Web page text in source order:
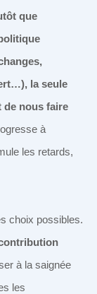
que
la seule
de nous faire
à
les retards,
choix possibles.
à la saignée
les